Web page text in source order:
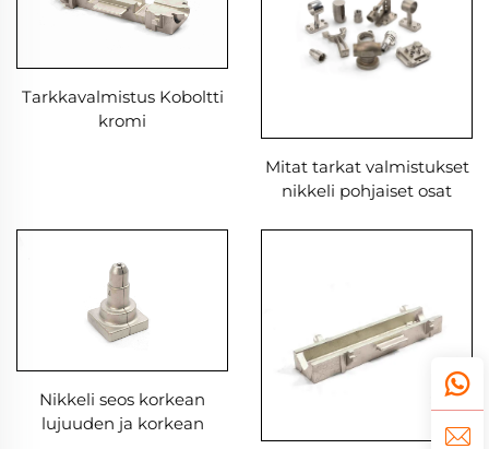
Tarkkavalmistus Koboltti
kromi
Mitat tarkat valmistukset
nikkeli pohjaiset osat
Nikkeli seos korkean
lujuuden ja korkean